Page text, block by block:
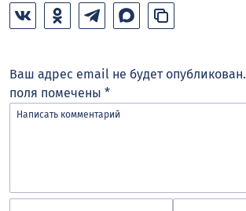
Ваш адрес email не будет опубликован.
поля помечены *